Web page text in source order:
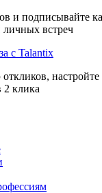
и подписывайте
личных встреч
с Talantix
настройте
2 клика